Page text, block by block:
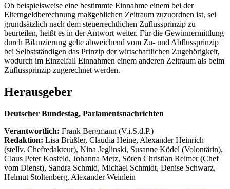
Ob beispielsweise eine bestimmte Einnahme einem bei der
Elterngeldberechnung maßgeblichen Zeitraum zuzuordnen ist, sei
grundsätzlich nach dem steuerrechtlichen Zuflussprinzip zu
beurteilen, heißt es in der Antwort weiter. Für die Gewinnermittlung
durch Bilanzierung gelte abweichend vom Zu- und Abflussprinzip
bei Selbstständigen das Prinzip der wirtschaftlichen Zugehörigkeit,
wodurch im Einzelfall Einnahmen einem anderen Zeitraum als beim
Zuflussprinzip zugerechnet werden.
Herausgeber
Deutscher Bundestag, Parlamentsnachrichten
Verantwortlich: Frank Bergmann (V.i.S.d.P.)
Redaktion: Lisa Brüßler, Claudia Heine, Alexander Heinrich
(stellv. Chefredakteur), Nina Jeglinski, Susanne Ködel (Volontärin),
Claus Peter Kosfeld, Johanna Metz, Sören Christian Reimer (Chef
vom Dienst), Sandra Schmid, Michael Schmidt, Denise Schwarz,
Helmut Stoltenberg, Alexander Weinlein